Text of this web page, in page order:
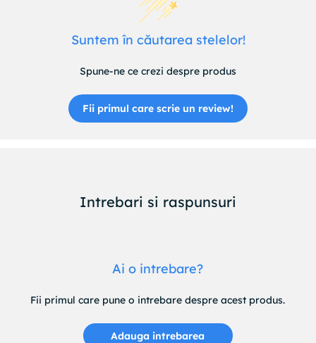
Suntem în căutarea stelelor!
Spune-ne ce crezi despre produs
Fii primul care scrie un review!
Intrebari si raspunsuri
Ai o intrebare?
Fii primul care pune o intrebare despre acest produs.
Adauga intrebarea